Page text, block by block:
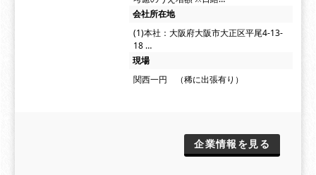
会社所在地
(1)本社：大阪府大阪市大正区平尾4-13-
18 …
現場
関西一円 （稀に出張有り）
企業情報を見る